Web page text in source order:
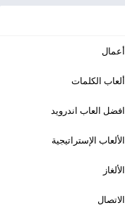
أعمال
ألعاب الكلمات
افضل العاب اندرويد
الألعاب الإستراتيجية
الألغاز
الاتصال